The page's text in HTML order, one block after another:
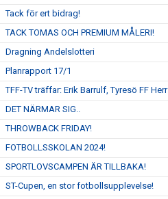
Tack för ert bidrag!
TACK TOMAS OCH PREMIUM MÅLERI!
Dragning Andelslotteri
Planrapport 17/1
TFF-TV träffar: Erik Barrulf, Tyresö FF Herr
DET NÄRMAR SIG..
THROWBACK FRIDAY!
FOTBOLLSSKOLAN 2024!
SPORTLOVSCAMPEN ÄR TILLBAKA!
ST-Cupen, en stor fotbollsupplevelse!